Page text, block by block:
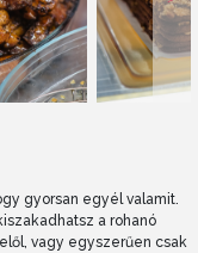
gyorsan egyél valamit.
a rohanó
vagy egyszerűen csak